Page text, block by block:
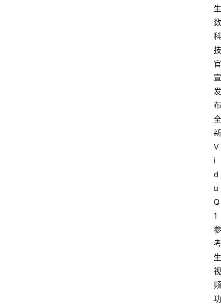
生
数
科
技
官
宣
发
布
全
新
V
i
d
u
Q
1
参
考
生
视
频
功